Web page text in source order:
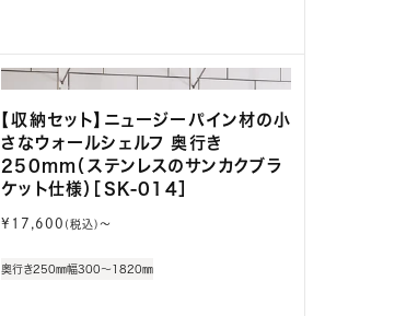
【収納セット】ニュージーパイン材の小
さなウォールシェルフ 奥行き
250mm（ステンレスのサンカクブラ
ケット仕様）［SK-014］
通
格
¥17,600 (税込)〜
奥行き250㎜幅300～1820㎜